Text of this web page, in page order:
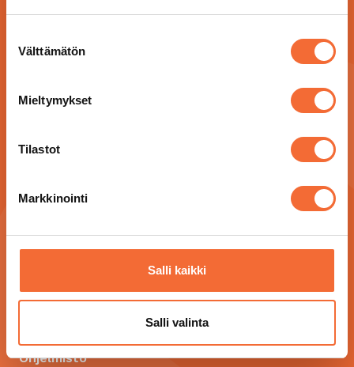
valinta
Välttämätön
Mieltymykset
Tilastot
Markkinointi
Salli kaikki
Salli valinta
raatikko@raatikko.fi
Ohjelmisto